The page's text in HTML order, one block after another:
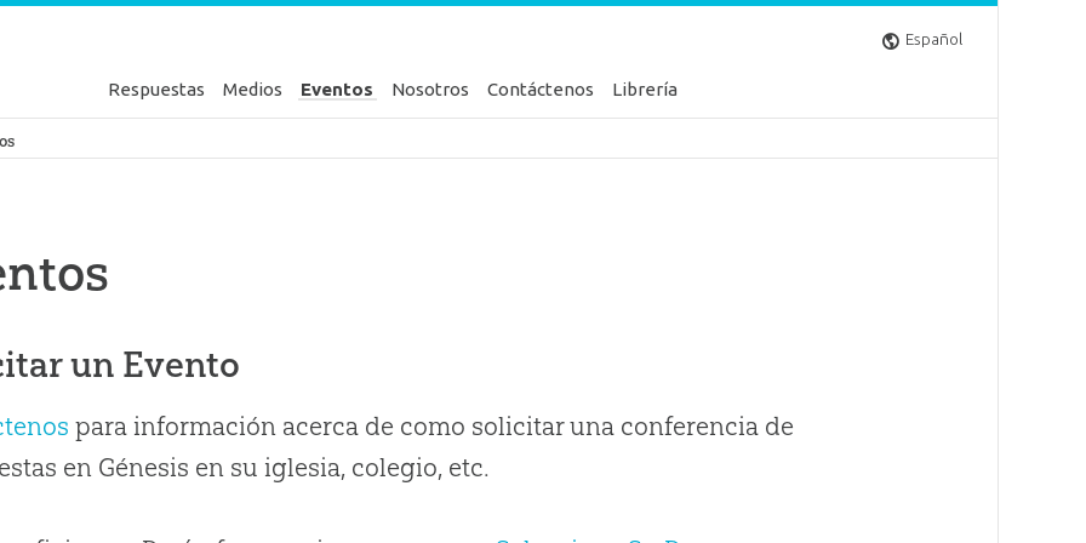
Español
Respuestas Medios Eventos Nosotros Contáctenos Librería
Génesis
un Evento
para información acerca de como solicitar una conferencia de
en Génesis en su iglesia, colegio, etc.